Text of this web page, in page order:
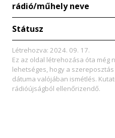
rádió/műhely neve
Státusz
Létrehozva: 2024. 09. 17.
Ez az oldal létrehozása óta még
lehetséges, hogy a
dátuma valójában ismétlés.
rádióújságból ellenőrizendő.